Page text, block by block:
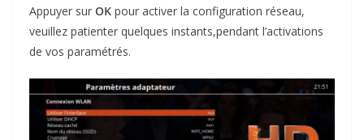
Appuyer sur OK pour activer la configuration réseau,
veuillez patienter quelques instants,pendant l’activations
de vos paramétrés.